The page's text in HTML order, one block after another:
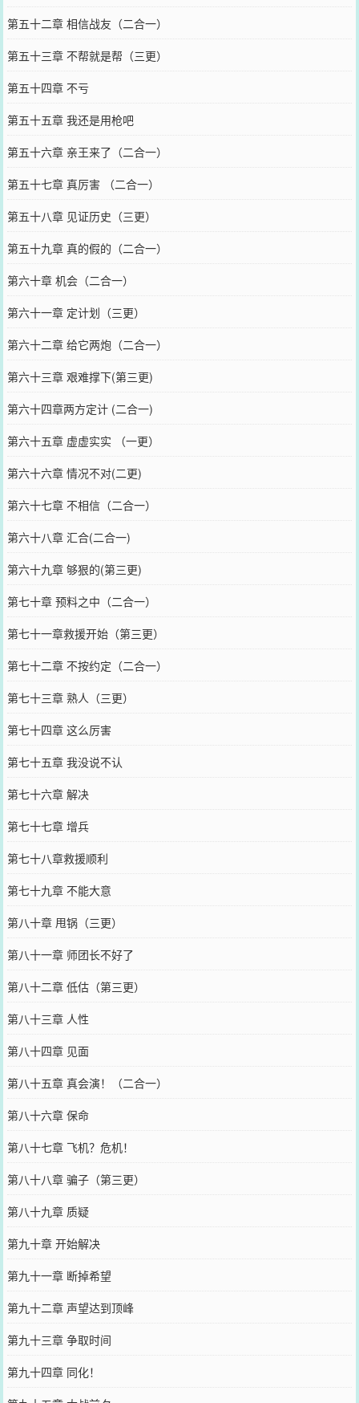
第五十二章 相信战友（二合一）
第五十三章 不帮就是帮（三更）
第五十四章 不亏
第五十五章 我还是用枪吧
第五十六章 亲王来了（二合一）
第五十七章 真厉害 （二合一）
第五十八章 见证历史（三更）
第五十九章 真的假的（二合一）
第六十章 机会（二合一）
第六十一章 定计划（三更）
第六十二章 给它两炮（二合一）
第六十三章 艰难撑下(第三更)
第六十四章两方定计 (二合一)
第六十五章 虚虚实实 （一更）
第六十六章 情况不对(二更)
第六十七章 不相信（二合一）
第六十八章 汇合(二合一)
第六十九章 够狠的(第三更)
第七十章 预料之中（二合一）
第七十一章救援开始（第三更）
第七十二章 不按约定（二合一）
第七十三章 熟人（三更）
第七十四章 这么厉害
第七十五章 我没说不认
第七十六章 解决
第七十七章 增兵
第七十八章救援顺利
第七十九章 不能大意
第八十章 甩锅（三更）
第八十一章 师团长不好了
第八十二章 低估（第三更）
第八十三章 人性
第八十四章 见面
第八十五章 真会演！（二合一）
第八十六章 保命
第八十七章 飞机？危机！
第八十八章 骗子（第三更）
第八十九章 质疑
第九十章 开始解决
第九十一章 断掉希望
第九十二章 声望达到顶峰
第九十三章 争取时间
第九十四章 同化！